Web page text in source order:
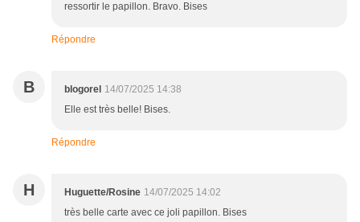
ressortir le papillon. Bravo. Bises
Répondre
B blogorel 14/07/2025 14:38
Elle est très belle! Bises.
Répondre
H Huguette/Rosine 14/07/2025 14:02
très belle carte avec ce joli papillon. Bises